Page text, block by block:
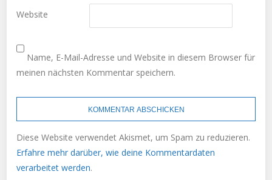
Website
Name, E-Mail-Adresse und Website in diesem Browser für
meinen nächsten Kommentar speichern.
Diese Website verwendet Akismet, um Spam zu reduzieren.
Erfahre mehr darüber, wie deine Kommentardaten
verarbeitet werden.